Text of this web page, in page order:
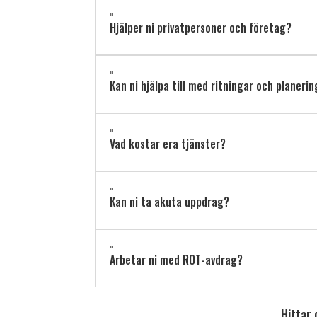
"
Hjälper ni privatpersoner och företag?
"
Kan ni hjälpa till med ritningar och
"
Vad kostar era tjänster?
"
Kan ni ta akuta uppdrag?
"
Arbetar ni med ROT-avdrag?